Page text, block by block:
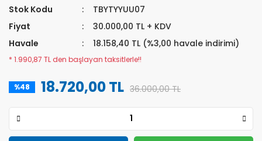
Stok Kodu
TBYTYYUU07
Fiyat
30.000,00 TL + KDV
Havale
18.158,40 TL (%3,00 havale indirimi)
* 1.990,87 TL den başlayan taksitlerle!!
%48 18.720,00 TL 36.000,00 TL